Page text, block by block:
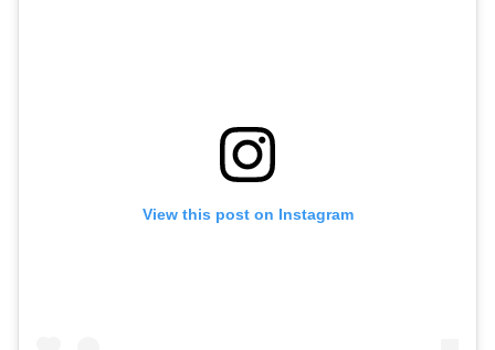
View this post on Instagram